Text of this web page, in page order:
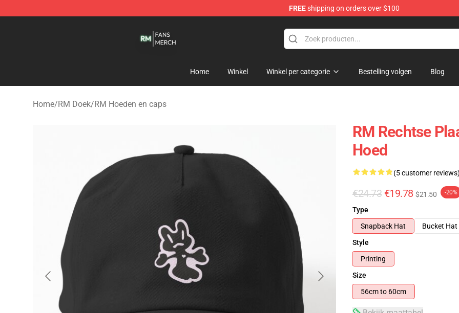
FREEshipping on orders over $100
Home Winkel Winkel per categorie Bestelling volgen Blog
Home/RM Doek/RM Hoeden en caps
RM Rechtse
Hoed
(5 customer reviews)
€24.73 €19.78 $21.50 -20%
Type
Snapback Hat
Bucket Hat
Style
Printing
Size
56cm to 60cm